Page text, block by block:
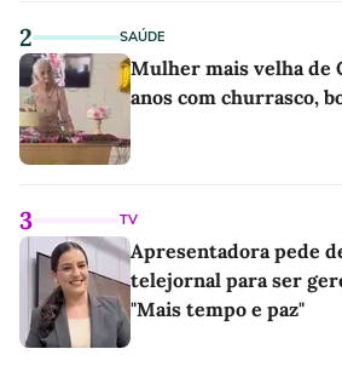
2 SAÚDE
Mulher mais velha de
anos com churrasco,
3 TV
Apresentadora pede
telejornal para ser
"Mais tempo e paz"